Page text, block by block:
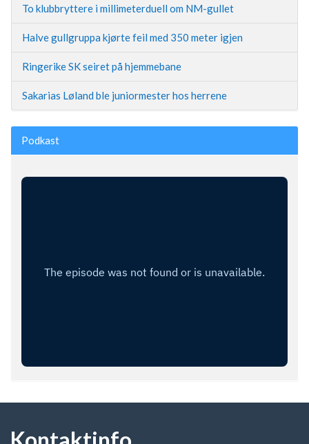
To klubbryttere i millimeterduell om NM-gullet
Halve gullgruppa kjørte feil med 350 meter igjen
Ringerike SK seiret på hjemmebane
Sakarias Løland ble juniormester hos herrene
Podkast